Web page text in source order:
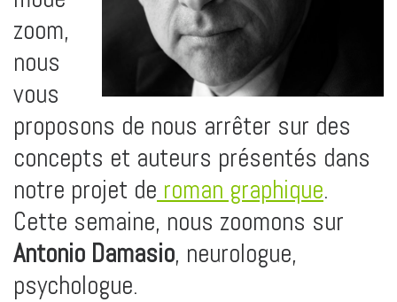
r
zoom,
nous
vous
proposons de nous arrêter sur des
concepts et auteurs présentés dans
notre projet de roman graphique.
Cette semaine, nous zoomons sur
Antonio Damasio, neurologue,
psychologue.